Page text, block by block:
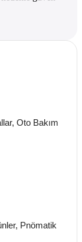
Oto Bakım
Pnömatik